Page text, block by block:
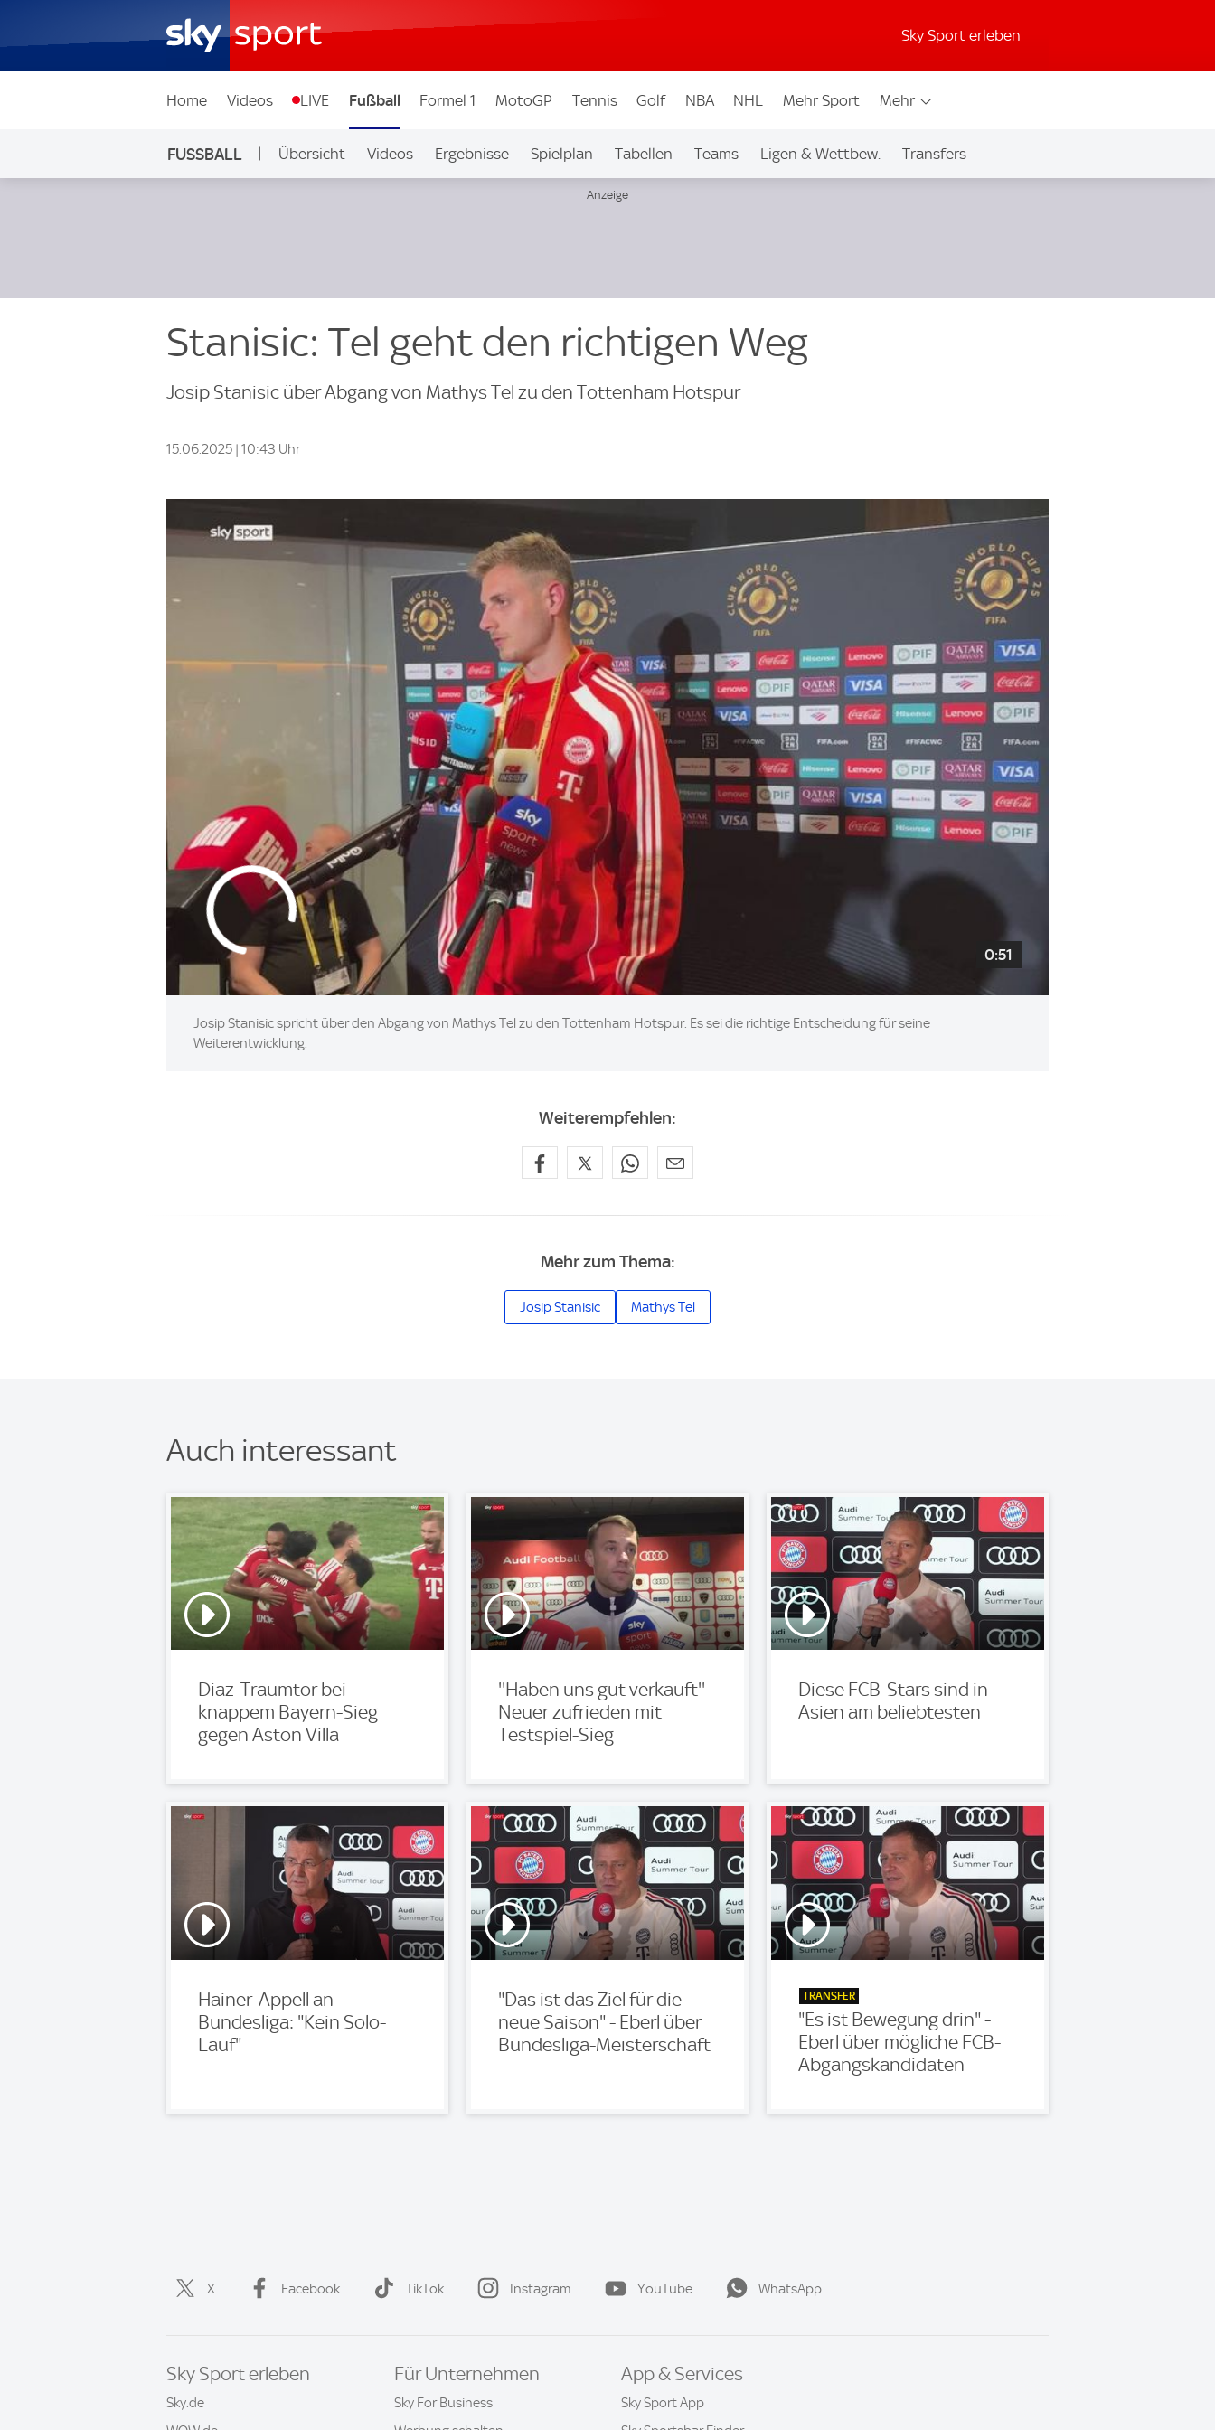
Sky Sport erleben
Home Videos LIVE Fußball Formel 1 MotoGP Tennis Golf NBA NHL Mehr Sport Mehr
FUSSBALL Übersicht Videos Ergebnisse Spielplan Tabellen Teams Ligen & Wettbew. Transfers
Stanisic: Tel geht den richtigen Weg
Josip Stanisic über Abgang von Mathys Tel zu den Tottenham Hotspur
15.06.2025 | 10:43 Uhr
0:51
Josip Stanisic spricht über den Abgang von Mathys Tel zu den Tottenham Hotspur. Es sei die richtige Entscheidung für seine
Weiterentwicklung.
Weiterempfehlen:
Mehr zum Thema:
Josip Stanisic Mathys Tel
Auch interessant
Diaz-Traumtor bei
knappem Bayern-Sieg
gegen Aston Villa
''Haben uns gut verkauft'' -
Neuer zufrieden mit
Testspiel-Sieg
Diese FCB-Stars sind in
Asien am beliebtesten
Hainer-Appell an
Bundesliga: "Kein Solo-
Lauf"
"Das ist das Ziel für die
neue Saison" - Eberl über
Bundesliga-Meisterschaft
TRANSFER
"Es ist Bewegung drin" -
Eberl über mögliche FCB-
Abgangskandidaten
X Facebook TikTok Instagram YouTube WhatsApp
Sky Sport erleben
Sky.de
Für Unternehmen
Sky For Business
App & Services
Sky Sport App